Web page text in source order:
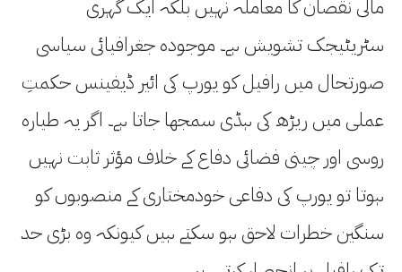
مالی نقصان کا معاملہ نہیں بلکہ ایک گہری
سٹریٹیجک تشویش ہے۔ موجودہ جغرافیائی سیاسی
صورتحال میں رافیل کو یورپ کی ائیر ڈیفینس حکمتِ
عملی میں ریڑھ کی ہڈی سمجھا جاتا ہے۔ اگر یہ طیارہ
روسی اور چینی فضائی دفاع کے خلاف مؤثر ثابت نہیں
ہوتا تو یورپ کی دفاعی خودمختاری کے منصوبوں کو
سنگین خطرات لاحق ہو سکتے ہیں کیونکہ وہ بڑی حد